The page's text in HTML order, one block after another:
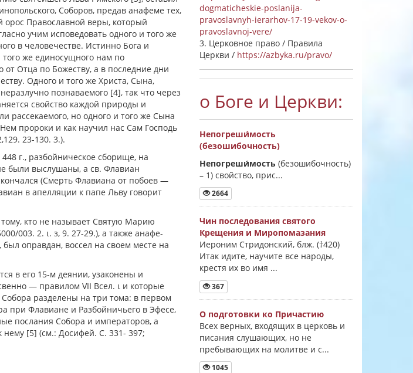
Соборов, предав анафеме тех,
орос Православной веры, который
учим исповедовать одного и того же
в человечестве. Истинно Бога и
же единосущного нам по
от Отца по Божеству, а в последние дни
Одного и того же Христа, Сына,
познаваемого [4], так что через
свойство каждой природы и
рассекаемого, но одного и того же Сына
пророки и как научил нас Сам Господь
23-130. 3.).
г., разбойническое сборище, на
были выслушаны, а св. Флавиан
(Смерть Флавиана от побоев —
в апелляции к папе Льву говорит
кто не называет Святую Марию
003. 2. ι. з, 9. 27-29.), а также анафе-
оправдан, воссел на своем месте на
в его 15-м деянии, узаконены и
— правилом VII Всел. ι и которые
разделены на три тома: в первом
при Флавиане и Разбойничьего в Эфесе,
послания Собора и императоров, а
[5] (см.: Досифей. С. 331- 397;
dogmaticheskie-poslanija-
pravoslavnyh-ierarhov-17-19-vekov-o-
pravoslavnoj-vere/
3. Церковное право / Правила
Церкви / https://azbyka.ru/pravo/
о Боге и Церкви:
Непогреши́мость
(безошибочность)
Непогреши́мость (безошибочность)
–1) свойство, прис...
2664
Чин последования святого
Крещения и Миропомазания
Иероним Стридонский, блж. (†420)
Итак идите, научите все народы,
крестя их во имя ...
367
О подготовки ко Причастию
Всех верных, входящих в церковь и
писания слушающих, но не
пребывающих на молитве и с...
1045